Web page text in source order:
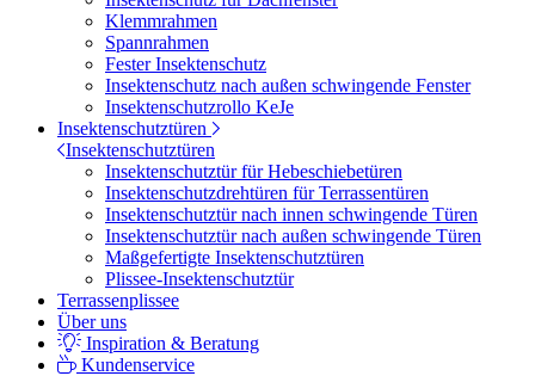
Klemmrahmen
Spannrahmen
Fester Insektenschutz
Insektenschutz nach außen schwingende Fenster
Insektenschutzrollo KeJe
Insektenschutztüren
Insektenschutztüren
Insektenschutztür für Hebeschiebetüren
Insektenschutzdrehtüren für Terrassentüren
Insektenschutztür nach innen schwingende Türen
Insektenschutztür nach außen schwingende Türen
Maßgefertigte Insektenschutztüren
Plissee-Insektenschutztür
Terrassenplissee
Über uns
Inspiration & Beratung
Kundenservice